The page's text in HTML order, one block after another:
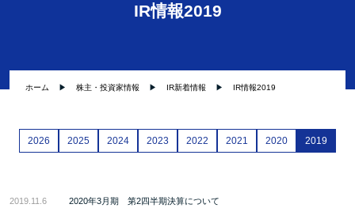
IR情報2019
ホーム 株主・投資家情報 IR新着情報 IR情報2019
2026 2025 2024 2023 2022 2021 2020 2019
2019.11.6 2020年3月期 第2四半期決算について